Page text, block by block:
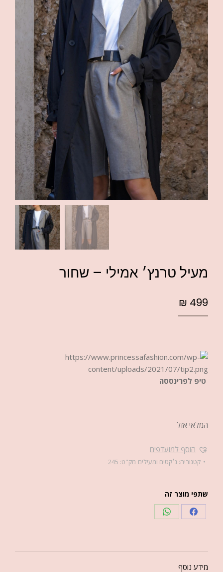
מעיל טרנץ׳ אמילי – שחור
₪ 499
טיפ לפרינססה
המלאי אזל
הוסף למועדפים
קטגוריה: ג׳קטים ומעילים מק"ט: 245
שתפי מוצר זה
מידע נוסף